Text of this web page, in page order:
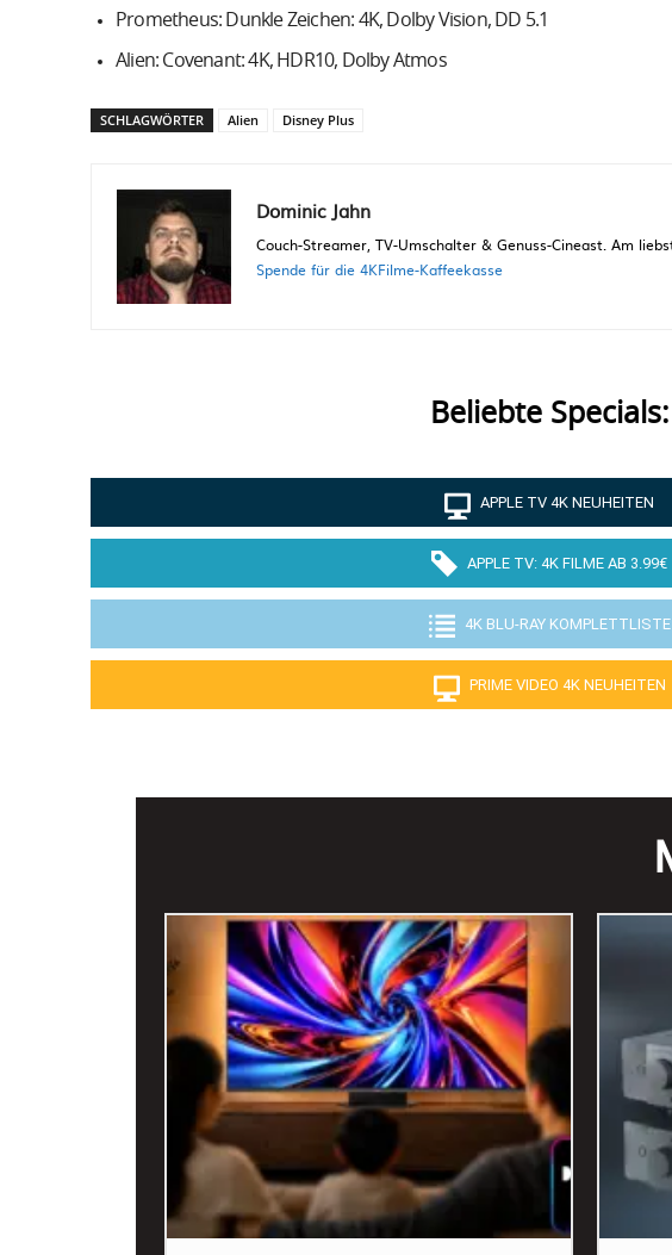
Prometheus: Dunkle Zeichen: 4K, Dolby Vision, DD 5.1
Alien: Covenant: 4K, HDR10, Dolby Atmos
SCHLAGWÖRTER Alien Disney Plus
Dominic Jahn
Couch-Streamer, TV-Umschalter & Genuss-Cineast. Am
Spende für die 4KFilme-Kaffeekasse
Beliebte Specials:
APPLE TV 4K NEUHEITEN
APPLE TV: 4K FILME AB 3.99€
4K BLU-RAY KOMPLETTLISTE
PRIME VIDEO 4K NEUHEITEN